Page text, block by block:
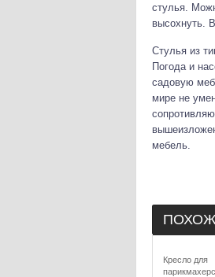
стулья.
высохнуть.
Стулья из
Погода и
садовую
мире не
мебель.
Кресло для